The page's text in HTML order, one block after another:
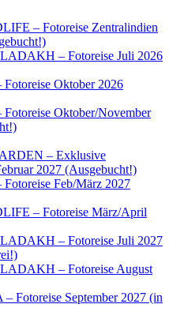
– Fotoreise Zentralindien
– Fotoreise Juli 2026
Oktober 2026
Oktober/November
– Exklusive
2027 (Ausgebucht!)
Feb/März 2027
– Fotoreise März/April
– Fotoreise Juli 2027
– Fotoreise August
Fotoreise September 2027 (in